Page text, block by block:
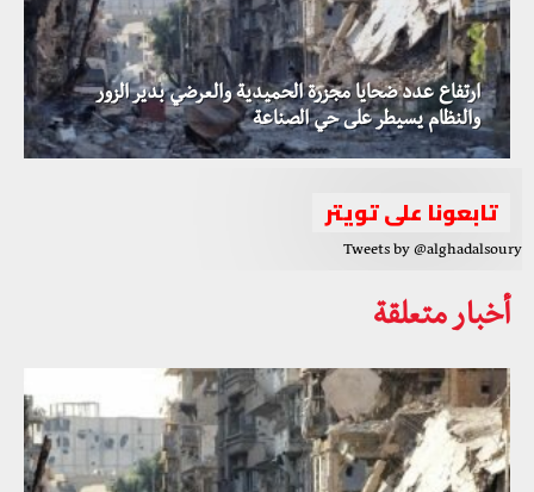
ارتفاع عدد ضحايا مجزرة الحميدية والعرضي بدير الزور
والنظام يسيطر على حي الصناعة
تابعونا على تويتر
Tweets by @alghadalsoury
أخبار متعلقة